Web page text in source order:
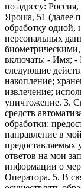
по адресу:
Яроша, 51 (далее
обработку одной,
персональных
включать: - Имя; -
следующие
накопление;
извлечение;
уничтожение. 3.
средств
обработки:
направление в
предоставляемых
ответов на мои
информации о
Оператора. 5. В